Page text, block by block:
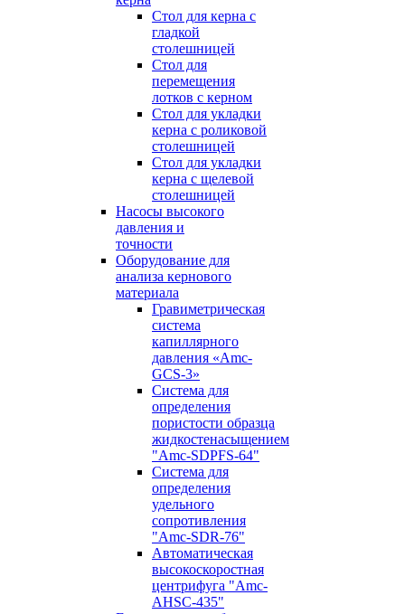
Стол для керна с
гладкой
столешницей
Стол для
перемещения
лотков с керном
Стол для укладки
керна с роликовой
столешницей
Стол для укладки
керна с щелевой
столешницей
Насосы высокого
давления и
точности
Оборудование для
анализа кернового
материала
Гравиметрическая
система
капиллярного
давления «Amc-
GCS-3»
Система для
определения
пористости образца
жидкостенасыщением
"Amc-SDPFS-64"
Система для
определения
удельного
сопротивления
"Amc-SDR-76"
Автоматическая
высокоскоростная
центрифуга "Amc-
AHSC-435"